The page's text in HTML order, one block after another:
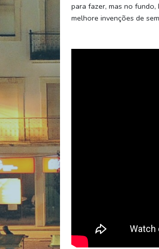
para fazer, mas no
melhore invenções de